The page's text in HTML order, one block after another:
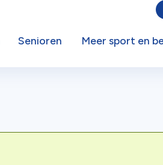
Senioren Meer sport en